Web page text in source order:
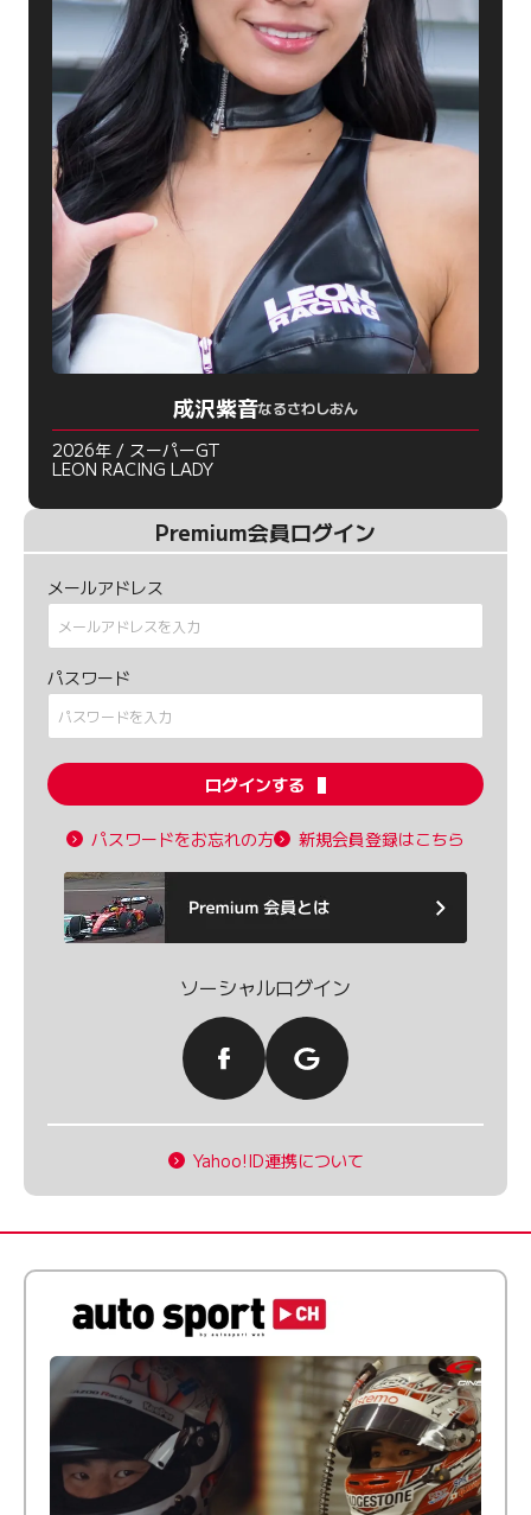
成沢紫音なるさわしおん
2026年 / スーパーGT
LEON RACING LADY
Premium会員ログイン
メールアドレス
パスワード
ログインする
パスワードをお忘れの方 新規会員登録はこちら
ソーシャルログイン
Yahoo!ID連携について